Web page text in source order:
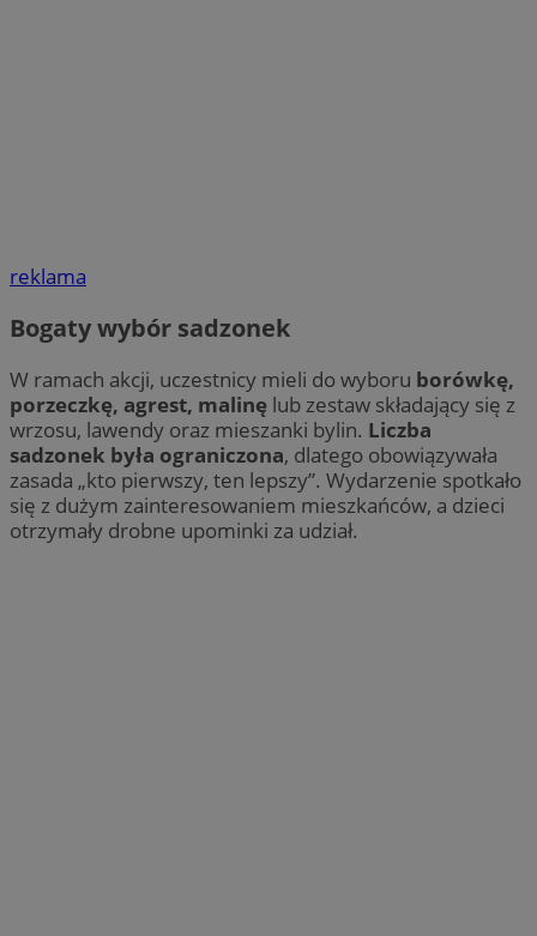
reklama
Bogaty wybór sadzonek
W ramach akcji, uczestnicy mieli do wyboru borówkę,
porzeczkę, agrest, malinę lub zestaw składający się z
wrzosu, lawendy oraz mieszanki bylin. Liczba
sadzonek była ograniczona, dlatego obowiązywała
zasada „kto pierwszy, ten lepszy”. Wydarzenie spotkało
się z dużym zainteresowaniem mieszkańców, a dzieci
otrzymały drobne upominki za udział.